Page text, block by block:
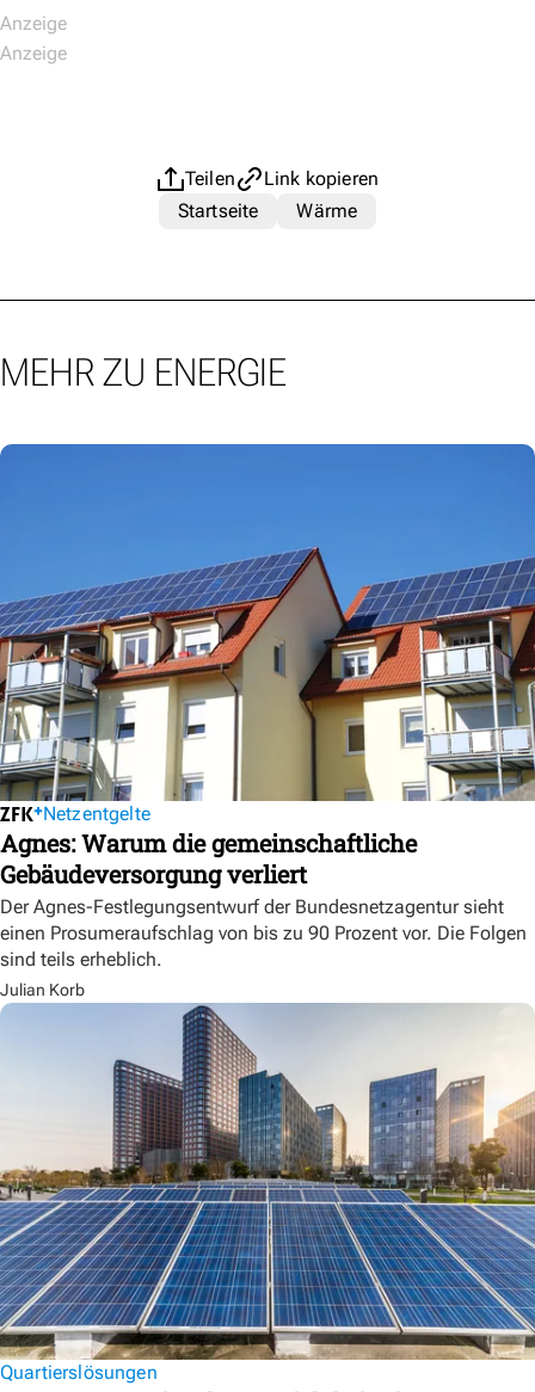
Teilen
Link kopieren
Startseite
Wärme
MEHR ZU ENERGIE
Netzentgelte
Agnes: Warum die gemeinschaftliche
Gebäudeversorgung verliert
Der Agnes-Festlegungsentwurf der Bundesnetzagentur sieht
einen Prosumeraufschlag von bis zu 90 Prozent vor. Die Folgen
sind teils erheblich.
Julian Korb
Quartierslösungen